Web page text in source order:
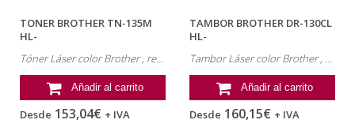
TONER BROTHER TN-135M
HL-
Tóner Láser color Brother , referencia: TN-135M
Añadir al carrito
Desde 153,04€ + IVA
TAMBOR BROTHER DR-130CL
HL-
Tambor Láser color Brother , referencia: DR-130CL
Añadir al carrito
Desde 160,15€ + IVA